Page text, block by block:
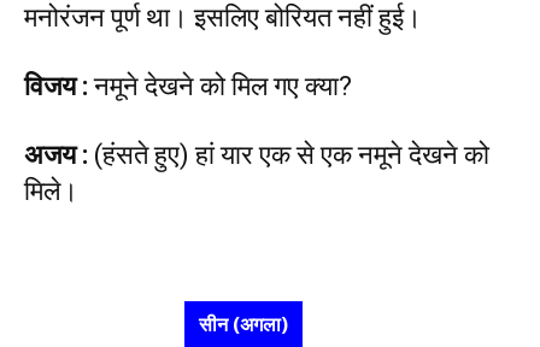
मनोरंजन पूर्ण था। इसलिए बोरियत नहीं हुई।
विजय:नमूने देखने को मिल गए क्या?
अजय: (हंसते हुए) हां यार एक से एक नमूने देखने को
मिले।
सीन (अगला)